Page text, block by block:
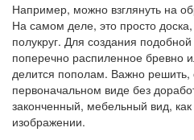
Например, можно взглянуть на
На самом деле, это просто
полукруг. Для создания
поперечно распиленное бревно
делится пополам. Важно решить,
первоначальном виде без
законченный, мебельный вид,
изображении.